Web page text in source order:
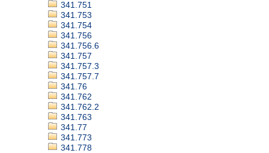
341.751
341.753
341.754
341.756
341.756.6
341.757
341.757.3
341.757.7
341.76
341.762
341.762.2
341.763
341.77
341.773
341.778